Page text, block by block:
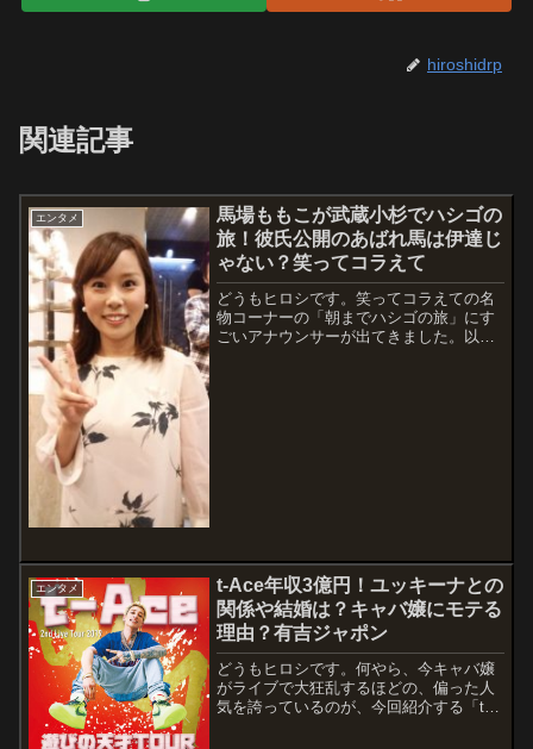
hiroshidrp
関連記事
エンタメ
馬場ももこが武蔵小杉でハシゴの
旅！彼氏公開のあばれ馬は伊達じ
ゃない？笑ってコラえて
どうもヒロシです。笑ってコラえての名
物コーナーの「朝までハシゴの旅」にす
ごいアナウンサーが出てきました。以前
エンタメ
t-Ace年収3億円！ユッキーナとの
関係や結婚は？キャバ嬢にモテる
理由？有吉ジャポン
どうもヒロシです。何やら、今キャバ嬢
がライブで大狂乱するほどの、偏った人
気を誇っているのが、今回紹介する「t-